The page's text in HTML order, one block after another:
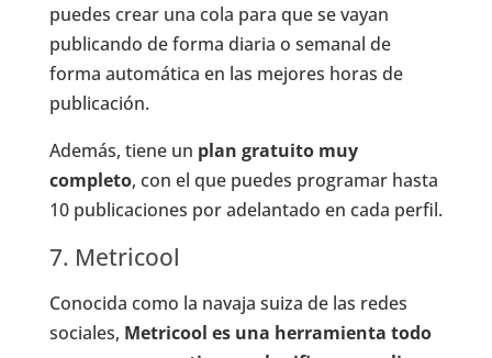
puedes crear una cola para que se vayan
publicando de forma diaria o semanal de
forma automática en las mejores horas de
publicación.
Además, tiene un plan gratuito muy
completo, con el que puedes programar hasta
10 publicaciones por adelantado en cada perfil.
7. Metricool
Conocida como la navaja suiza de las redes
sociales, Metricool es una herramienta todo